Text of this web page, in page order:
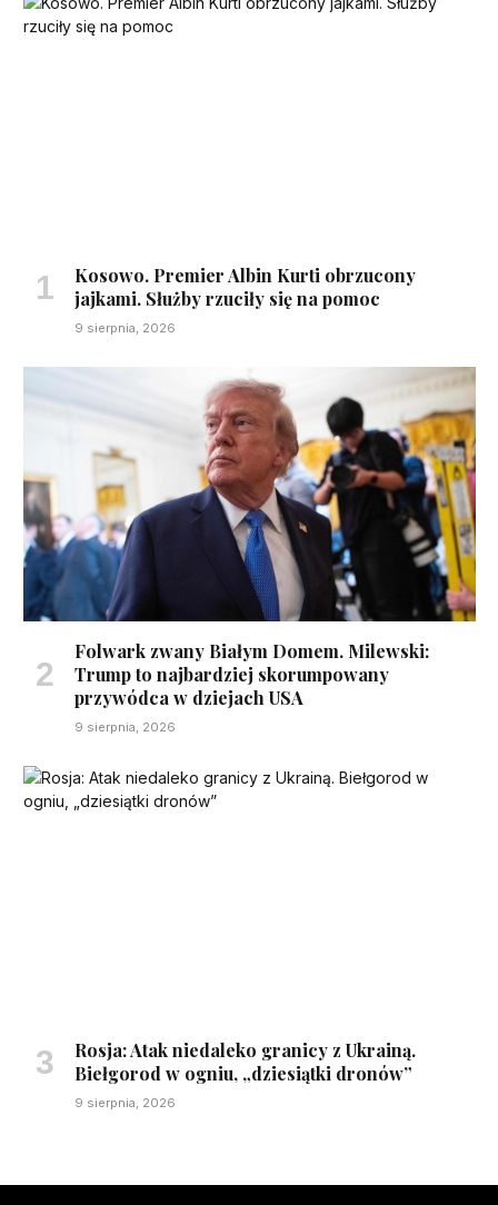
Kosowo. Premier Albin Kurti obrzucony
jajkami. Służby rzuciły się na pomoc
9 sierpnia, 2026
Folwark zwany Białym Domem. Milewski:
Trump to najbardziej skorumpowany
przywódca w dziejach USA
9 sierpnia, 2026
Rosja: Atak niedaleko granicy z Ukrainą.
Biełgorod w ogniu, „dziesiątki dronów”
9 sierpnia, 2026